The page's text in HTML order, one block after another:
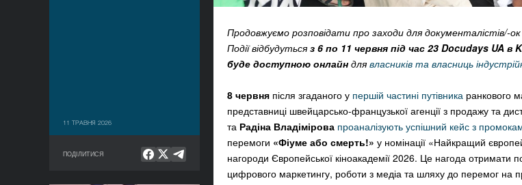
11 ТРАВНЯ 2026
ПОДІЛИТИСЯ
Продовжуємо розповідати про заходи для
Події відбудутьсяз 6 по 11 червня під час 23 Docudays UA в
буде доступною онлайн длявласників та власниць
8 червня після згаданого у першій частині путівника ранкового
представниці швейцарсько-французької агенції з продажу та
та Радіна Владімірова проаналізують успішний кейс з
перемоги «Фіуме або смерть!» у номінації «Найкращий
нагороди Європейської кіноакадемії 2026. Це нагода отримати
цифрового маркетингу, роботи з медіа та шляху до перемог на